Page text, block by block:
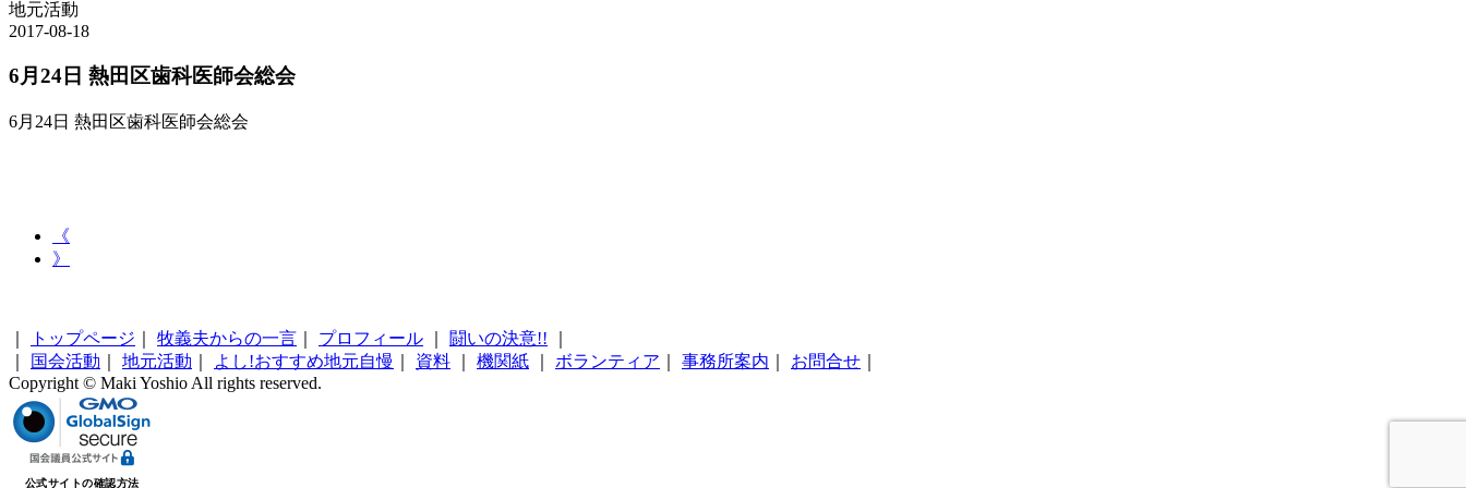
地元活動
2017-08-18
6月24日 熱田区歯科医師会総会
6月24日 熱田区歯科医師会総会
《
》
トップページ 牧義夫からの一言 プロフィール 闘いの決意!!
国会活動 地元活動 よし!おすすめ地元自慢 資料 機関紙 ボランティア 事務所案内 お問合せ
Copyright © Maki Yoshio All rights reserved.
公式サイトの確認方法